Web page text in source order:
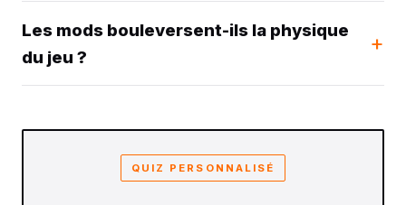
Les mods bouleversent-ils la physique
du jeu ?
QUIZ PERSONNALISÉ